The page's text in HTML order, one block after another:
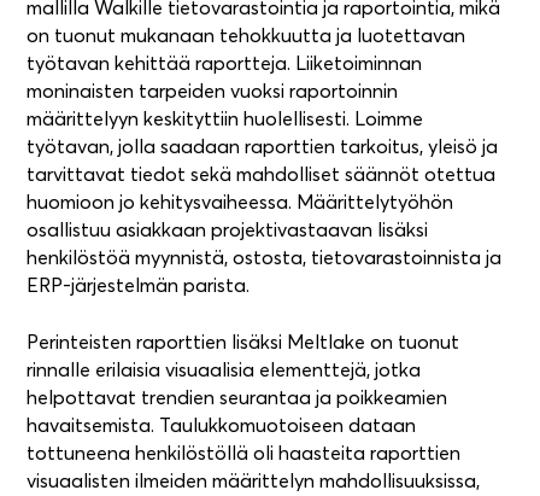
mallilla Walkille tietovarastointia ja raportointia, mikä
on tuonut mukanaan tehokkuutta ja luotettavan
työtavan kehittää raportteja. Liiketoiminnan
moninaisten tarpeiden vuoksi raportoinnin
määrittelyyn keskityttiin huolellisesti. Loimme
työtavan, jolla saadaan raporttien tarkoitus, yleisö ja
tarvittavat tiedot sekä mahdolliset säännöt otettua
huomioon jo kehitysvaiheessa. Määrittelytyöhön
osallistuu asiakkaan projektivastaavan lisäksi
henkilöstöä myynnistä, ostosta, tietovarastoinnista ja
ERP-järjestelmän parista.
Perinteisten raporttien lisäksi Meltlake on tuonut
rinnalle erilaisia visuaalisia elementtejä, jotka
helpottavat trendien seurantaa ja poikkeamien
havaitsemista. Taulukkomuotoiseen dataan
tottuneena henkilöstöllä oli haasteita raporttien
visuaalisten ilmeiden määrittelyn mahdollisuuksissa,